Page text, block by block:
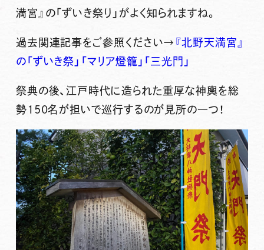
満宮』の「ずいき祭り」がよく知られますね。
過去関連記事をご参照ください→ 『北野天満宮』
の「ずいき祭」「マリア燈籠」「三光門」
祭典の後、江戸時代に造られた重厚な神輿を総
勢150名が担いで巡行するのが見所の一つ！